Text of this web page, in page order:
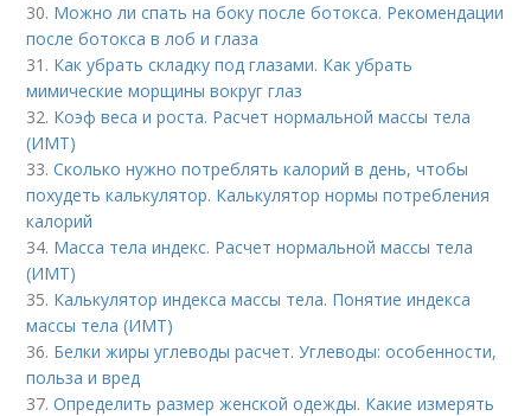
30. Можно ли спать на боку после ботокса. Рекомендации
после ботокса в лоб и глаза
31. Как убрать складку под глазами. Как убрать
мимические морщины вокруг глаз
32. Коэф веса и роста. Расчет нормальной массы тела
(ИМТ)
33.Сколько нужно потреблять калорий в день, чтобы
похудеть калькулятор. Калькулятор нормы потребления
калорий
34. Масса тела индекс. Расчет нормальной массы тела
(ИМТ)
35. Калькулятор индекса массы тела. Понятие индекса
массы тела (ИМТ)
36. Белки жиры углеводы расчет. Углеводы: особенности,
польза и вред
37.Определить размер женской одежды. Какие измерять